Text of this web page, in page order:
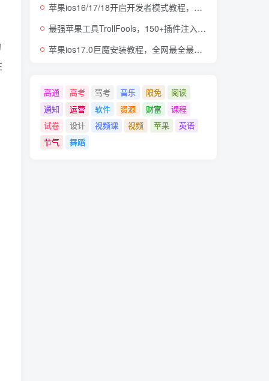
苹果ios16/17/18开启开发者模式教程，开发者模式有什么用
最强苹果工具TrollFools，150+插件注入，让你的iphone起飞！
苹果ios17.0巨魔安装教程，全网最全最细TrollStore巨魔商店方法，支持所有机型
高通 高考 驾考 音乐 限免
阅读
通知
运营 软件 资源 财富
课程
试卷
设计 视频课 视频 苹果
英语
节气
舞蹈